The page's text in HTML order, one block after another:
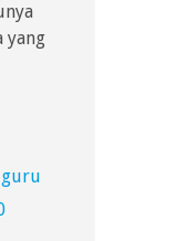
yang